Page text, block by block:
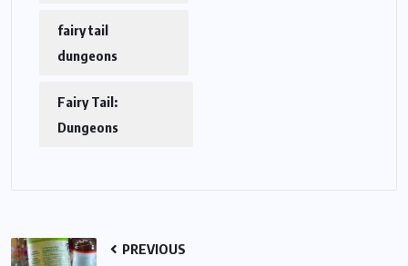
fairy tail
dungeons
Fairy Tail:
Dungeons
PREVIOUS